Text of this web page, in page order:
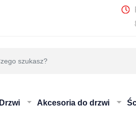
Drzwi Akcesoria do drzwi